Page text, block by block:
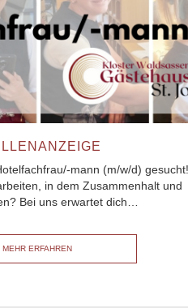
mann (m/w/d)
in dem Zusammenhalt und
Bei uns erwartet dich…
MEHR ERFAHREN